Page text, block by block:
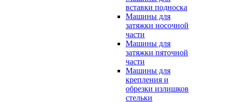
вставки подноска
Машины для
затяжки носочной
части
Машины для
затяжки пяточной
части
Машины для
крепления и
обрезки излишков
стельки